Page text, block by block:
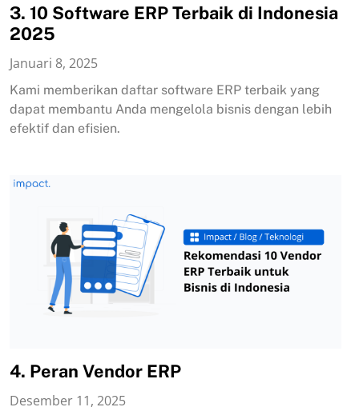
3. 10 Software ERP Terbaik di Indonesia
2025
Januari 8, 2025
Kami memberikan daftar software ERP terbaik yang
dapat membantu Anda mengelola bisnis dengan lebih
efektif dan efisien.
4. Peran Vendor ERP
Desember 11, 2025